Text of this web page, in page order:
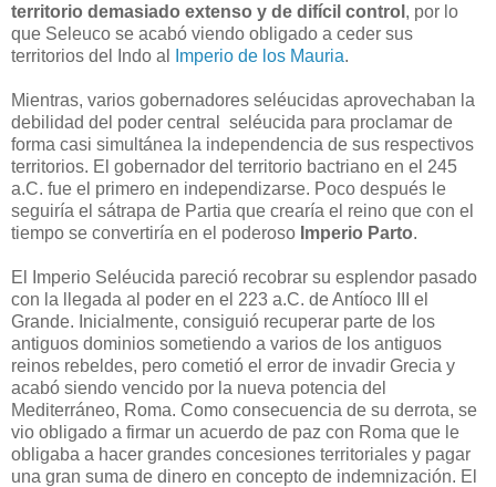
territorio demasiado extenso y de difícil control , por lo
que Seleuco se acabó viendo obligado a ceder sus
territorios del Indo al
Imperio de los Mauria.
Mientras, varios gobernadores seléucidas aprovechaban la
debilidad del poder central seléucida para proclamar de
forma casi simultánea la independencia de sus respectivos
territorios. El gobernador del territorio bactriano en el 245
a.C. fue el primero en independizarse. Poco después le
seguiría el sátrapa de Partia que crearía el reino que con el
tiempo se convertiría en el poderoso Imperio Parto.
El Imperio Seléucida pareció recobrar su esplendor pasado
con la llegada al poder en el 223 a.C. de Antíoco III el
Grande. Inicialmente, consiguió recuperar parte de los
antiguos dominios sometiendo a varios de los antiguos
reinos rebeldes, pero cometió el error de invadir Grecia y
acabó siendo vencido por la nueva potencia del
Mediterráneo, Roma. Como consecuencia de su derrota, se
vio obligado a firmar un acuerdo de paz con Roma que le
obligaba a hacer grandes concesiones territoriales y pagar
una gran suma de dinero en concepto de indemnización. El